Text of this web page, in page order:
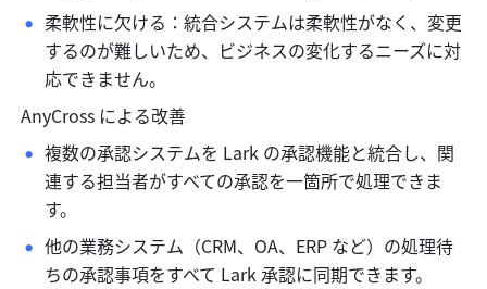
柔軟性に欠ける：統合システムは柔軟性がなく、変更
するのが難しいため、ビジネスの変化するニーズに対
応できません。
AnyCross による改善
複数の承認システムを Lark の承認機能と統合し、関
連する担当者がすべての承認を一箇所で処理できま
す。
他の業務システム（CRM、OA、ERP など）の処理待
ちの承認事項をすべて Lark 承認に同期できます。